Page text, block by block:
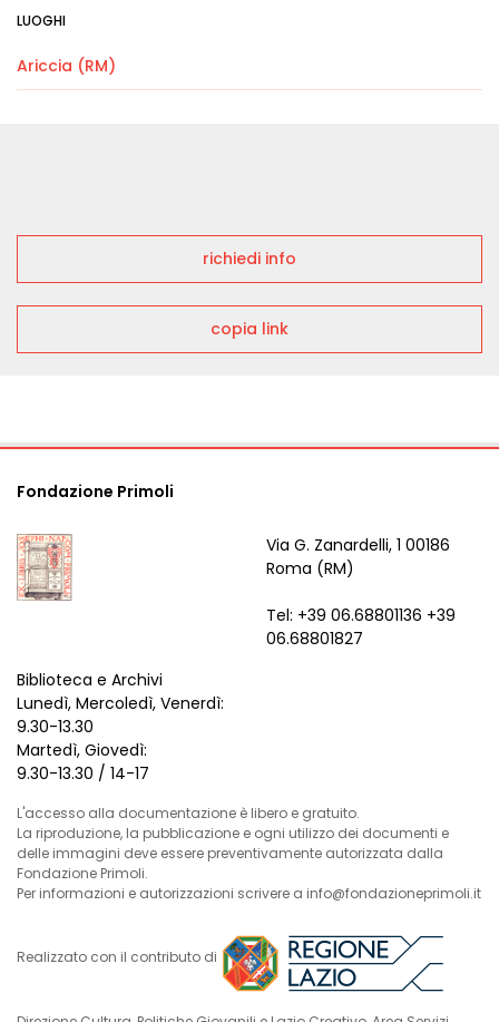
LUOGHI
Ariccia (RM)
richiedi info
copia link
Fondazione Primoli
Via G. Zanardelli, 1 00186
Roma (RM)
Tel: +39 06.68801136 +39
06.68801827
Biblioteca e Archivi
Lunedì, Mercoledì, Venerdì:
9.30-13.30
Martedì, Giovedì:
9.30-13.30 / 14-17
L'accesso alla documentazione è libero e gratuito.
La riproduzione, la pubblicazione e ogni utilizzo dei documenti e
delle immagini deve essere preventivamente autorizzata dalla
Fondazione Primoli.
Per informazioni e autorizzazioni scrivere a info@fondazioneprimoli.it
Realizzato con il contributo di